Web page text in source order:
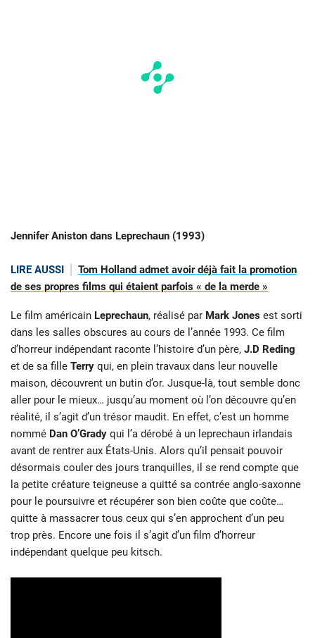
Jennifer Aniston dans Leprechaun (1993)
LIRE AUSSI
Tom Holland admet avoir déjà fait la promotion
de ses propres films qui étaient parfois « de la merde »
Le film américain Leprechaun, réalisé par Mark Jones est sorti
dans les salles obscures au cours de l’année 1993. Ce film
d’horreur indépendant raconte l’histoire d’un père, J.D Reding
et de sa fille Terry qui, en plein travaux dans leur nouvelle
maison, découvrent un butin d’or. Jusque-là, tout semble donc
aller pour le mieux… jusqu’au moment où l’on découvre qu’en
réalité, il s’agit d’un trésor maudit. En effet, c’est un homme
nommé Dan O’Grady qui l’a dérobé à un leprechaun irlandais
avant de rentrer aux États-Unis. Alors qu’il pensait pouvoir
désormais couler des jours tranquilles, il se rend compte que
la petite créature teigneuse a quitté sa contrée anglo-saxonne
pour le poursuivre et récupérer son bien coûte que coûte…
quitte à massacrer tous ceux qui s’en approchent d’un peu
trop près. Encore une fois il s’agit d’un film d’horreur
indépendant quelque peu kitsch.